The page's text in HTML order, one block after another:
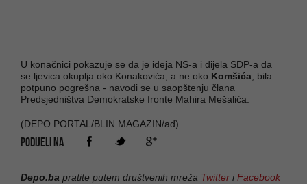
U konačnici pokazuje se da je ideja NS-a i dijela SDP-a da
se ljevica okuplja oko Konakovića, a ne oko Komšića , bila
potpuno pogrešna - navodi se u saopštenju člana
Predsjedništva Demokratske fronte Mahira Mešalića.
(DEPO PORTAL/BLIN MAGAZIN/ad)
PODIJELI NA
Depo.ba pratite putem društvenih mreža Twitter iFacebook